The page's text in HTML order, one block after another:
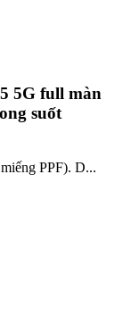
5G full màn
suốt
PPF). D...